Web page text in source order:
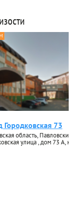
Городковская 73
область, Павловский
улица , дом 73 А,